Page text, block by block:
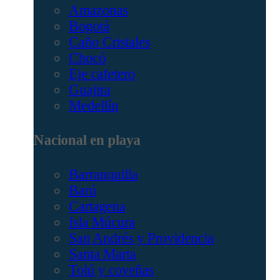
Amazonas
Bogotá
Caño Cristales
Chocó
Eje cafetero
Guajira
Medellín
Nacional en playa
Barranquilla
Barú
Cartagena
Isla Múcura
San Andrés y Providencia
Santa Marta
Tolú y coveñas